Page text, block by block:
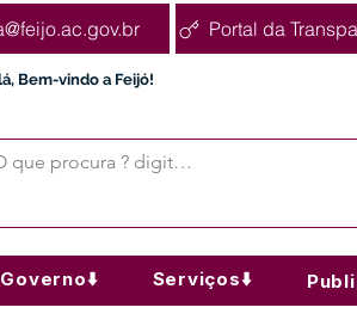
Portal da
Bem-vindo a Feijó!
Serviços⬇️